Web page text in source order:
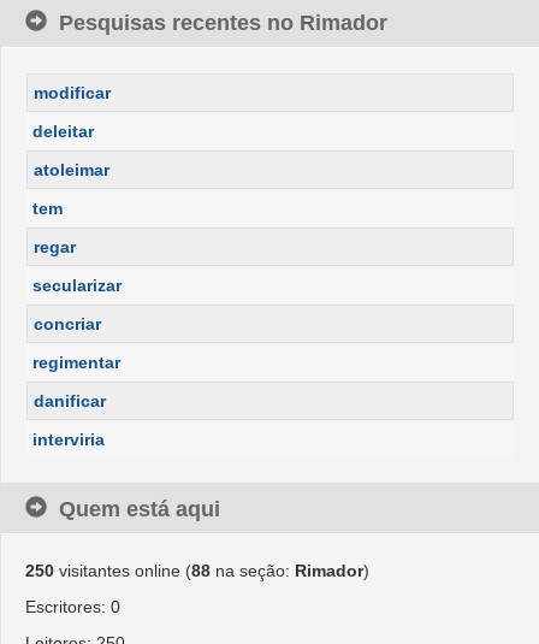
Pesquisas recentes no Rimador
modificar
deleitar
atoleimar
tem
regar
secularizar
concriar
regimentar
danificar
interviria
Quem está aqui
250 visitantes online (88 na seção: Rimador)
Escritores: 0